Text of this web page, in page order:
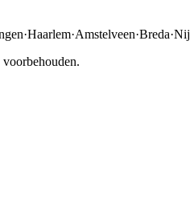
·Haarlem·Amstelveen·Breda·